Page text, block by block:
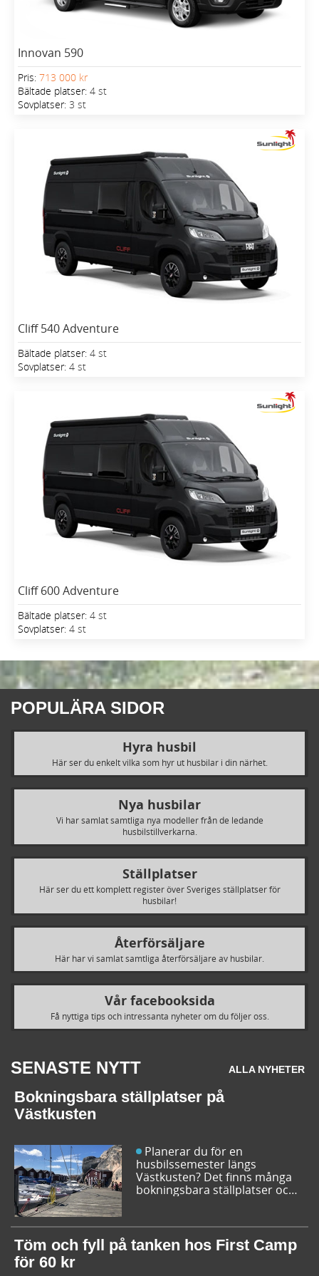
Innovan 590
Pris: 713 000 kr
Bältade platser: 4 st
Sovplatser: 3 st
Cliff 540 Adventure
Bältade platser: 4 st
Sovplatser: 4 st
Cliff 600 Adventure
Bältade platser: 4 st
Sovplatser: 4 st
POPULÄRA SIDOR
Hyra husbil
Här ser du enkelt vilka som hyr ut husbilar i din närhet.
Nya husbilar
Vi har samlat samtliga nya modeller från de ledande
husbilstillverkarna.
Ställplatser
Här ser du ett komplett register över Sveriges ställplatser för
husbilar!
Återförsäljare
Här har vi samlat samtliga återförsäljare av husbilar.
Vår facebooksida
Få nyttiga tips och intressanta nyheter om du följer oss.
SENASTE NYTT ALLA NYHETER
Bokningsbara ställplatser på
Västkusten
husbilssemester längs
Västkusten? Det finns många
bokningsbara ställplatser och
campingturen. Vi ger dig några
bra förslag på ställplatser och
husbilsplatser så att du kan
Töm och fyll på tanken hos First Camp
för 60 kr